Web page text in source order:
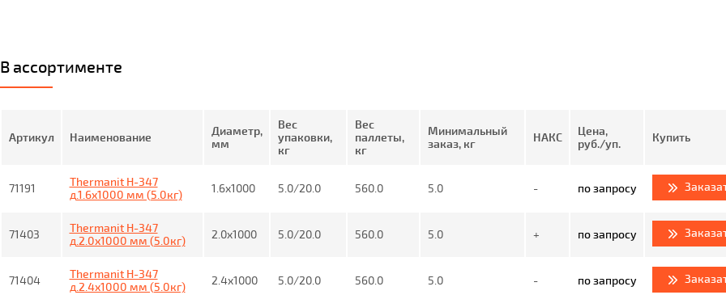
В ассортименте
Артикул Наименование
Диаметр,
мм
Вес
упаковки,
кг
Вес
паллеты,
кг
Минимальный
заказ, кг
НАКС
Цена,
руб./уп.
Купить
71191
Thermanit H-347
д.1.6x1000 мм (5.0кг)
1.6x1000 5.0/20.0 560.0 5.0 - по запросу
71403
Thermanit H-347
д.2.0x1000 мм (5.0кг)
2.0x1000 5.0/20.0 560.0 5.0 + по запросу
71404
Thermanit H-347
д.2.4x1000 мм (5.0кг)
2.4x1000 5.0/20.0 560.0 5.0 - по запросу